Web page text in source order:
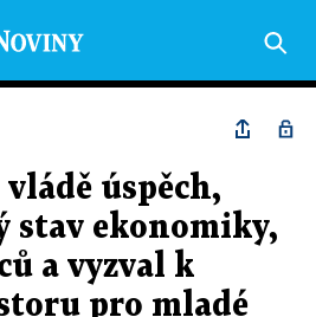
úspěch,
stav ekonomiky,
a vyzval k
pro mladé